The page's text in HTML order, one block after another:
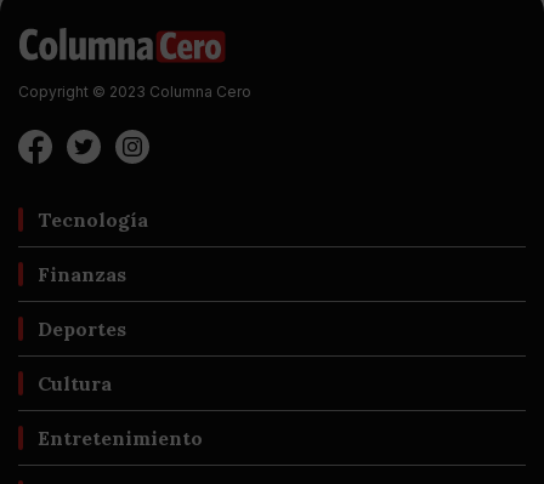
Copyright © 2023 Columna Cero
Tecnología
Finanzas
Deportes
Cultura
Entretenimiento